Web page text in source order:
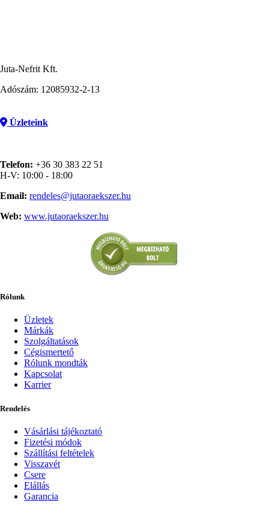
Juta-Nefrit Kft.
Adószám: 12085932-2-13
Üzleteink
Telefon: +36 30 383 22 51
H-V: 10:00 - 18:00
Email: rendeles@jutaoraekszer.hu
Web: www.jutaoraekszer.hu
Rólunk
Üzletek
Márkák
Szolgáltatások
Cégismertető
Rólunk mondták
Kapcsolat
Karrier
Rendelés
Vásárlási tájékoztató
Fizetési módok
Szállítási feltételek
Visszavét
Csere
Elállás
Garancia